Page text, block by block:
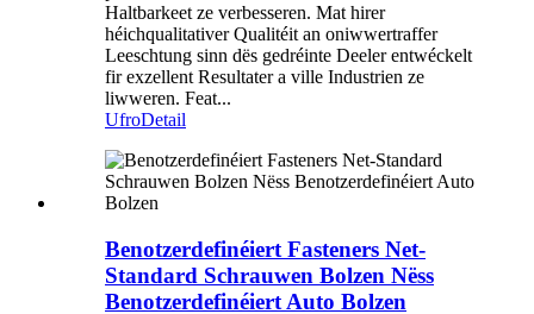
Haltbarkeet ze verbesseren. Mat hirer
héichqualitativer Qualitéit an oniwwertraffer
Leeschtung sinn dës gedréinte Deeler entwéckelt
fir exzellent Resultater a ville Industrien ze
liwweren. Feat...
UfroDetail
Benotzerdefinéiert Fasteners Net-
Standard Schrauwen Bolzen Nëss
Benotzerdefinéiert Auto Bolzen